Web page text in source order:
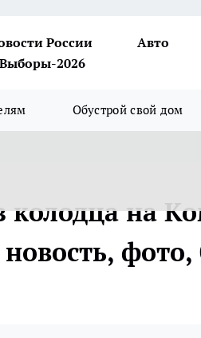
России Авто
Выборы-2026
Обустрой свой дом
на
фото,